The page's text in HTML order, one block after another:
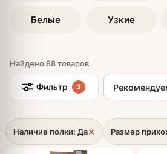
Белые Узкие
Найдено 88 товаров
Фильтр 2
Сортировка
Наличие полки: Да× Размер